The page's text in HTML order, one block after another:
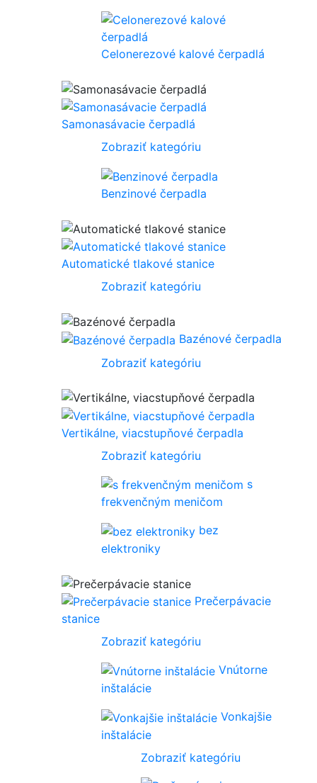
Celonerezové kalové čerpadlá
Samonasávacie čerpadlá
Zobraziť kategóriu
Benzinové čerpadla
Automatické tlakové stanice
Zobraziť kategóriu
Bazénové čerpadla
Zobraziť kategóriu
Vertikálne, viacstupňové čerpadla
Zobraziť kategóriu
s
frekvenčným meničom
bez
elektroniky
Prečerpávacie
stanice
Zobraziť kategóriu
Vnútorne
inštalácie
Vonkajšie
inštalácie
Zobraziť kategóriu